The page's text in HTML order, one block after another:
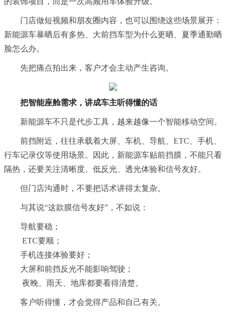
门店做短视频和朋友圈内容，也可以围绕这些场景展开：
新能源车暴晒后有多热、大前挡车型为什么更晒、夏季通勤晒
脸怎么办。
先把痛点拍出来，客户才会主动产生咨询。
把智能座舱需求，讲成车主听得懂的话
新能源车不只是代步工具，越来越像一个智能移动空间。
前挡附近，往往承载着大屏、车机、导航、ETC、手机、
行车记录仪等使用场景。因此，新能源车贴前挡膜，不能只看
隔热，还要关注清晰度、低反光、透光体验和信号友好。
但门店沟通时，不要把话术讲得太复杂。
与其说“这款膜信号友好”，不如说：
导航要稳；
ETC要顺；
手机连接体验要好；
大屏和前挡反光不能影响驾驶；
夜晚、雨天、地库都要看得清楚。
客户听得懂，才会觉得产品和自己有关。